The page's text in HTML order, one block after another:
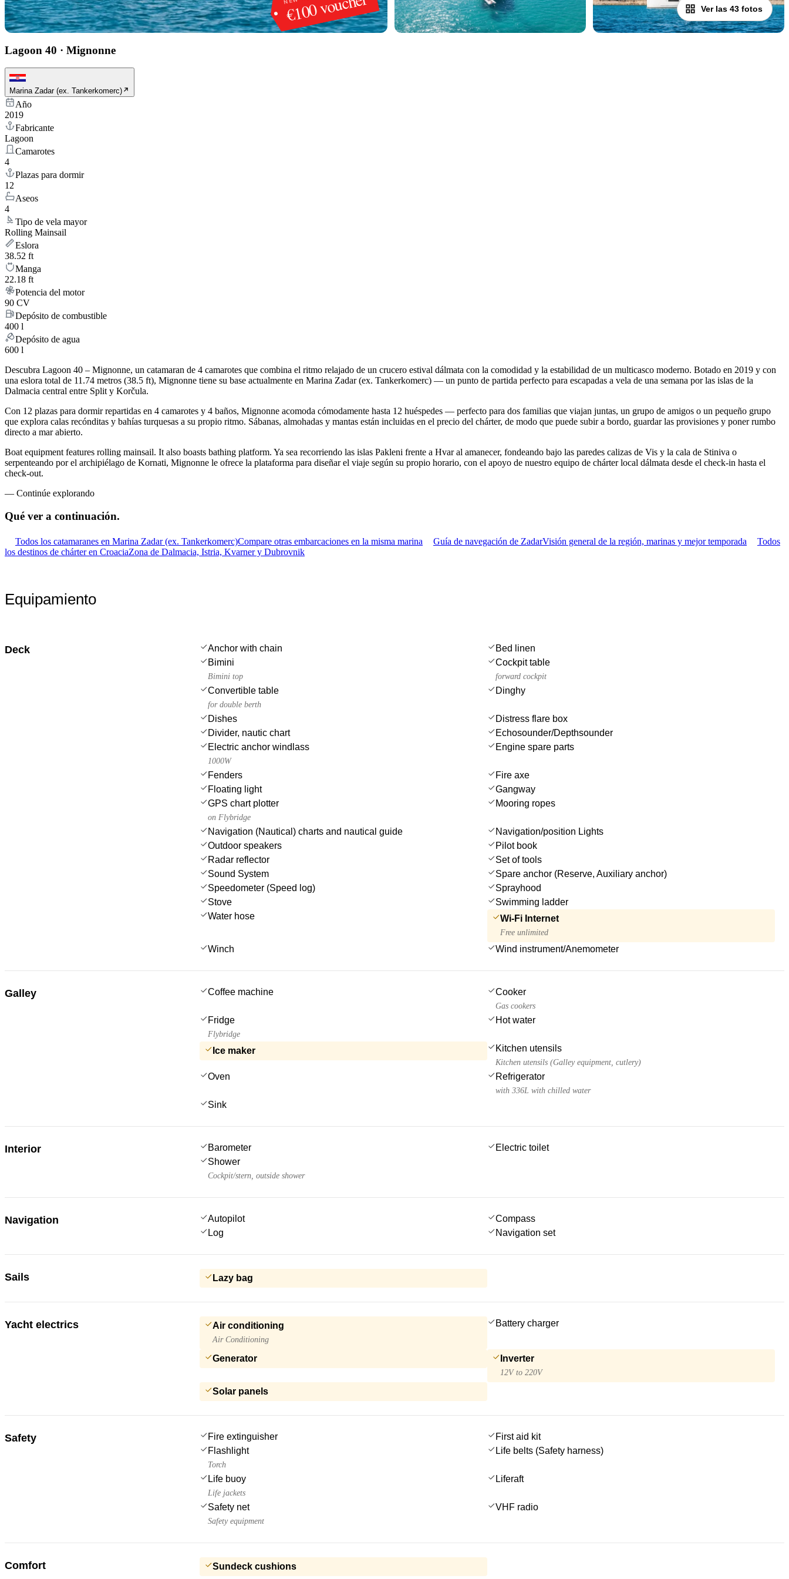
Ver las 43 fotos
Lagoon 40 · Mignonne
Marina Zadar (ex. Tankerkomerc)
Año
2019
Fabricante
Lagoon
Camarotes
4
Plazas para dormir
12
Aseos
4
Tipo de vela mayor
Rolling Mainsail
Eslora
38.52 ft
Manga
22.18 ft
Potencia del motor
90 CV
Depósito de combustible
400 l
Depósito de agua
600 l
Descubra Lagoon 40 – Mignonne, un catamaran de 4 camarotes que combina el ritmo relajado de un crucero estival dálmata con la comodidad y la estabilidad de un multicasco moderno. Botado en 2019 y con
una eslora total de 11.74 metros (38.5 ft), Mignonne tiene su base actualmente en Marina Zadar (ex. Tankerkomerc) — un punto de partida perfecto para escapadas a vela de una semana por las islas de la
Dalmacia central entre Split y Korčula.
Con 12 plazas para dormir repartidas en 4 camarotes y 4 baños, Mignonne acomoda cómodamente hasta 12 huéspedes — perfecto para dos familias que viajan juntas, un grupo de amigos o un pequeño grupo
que explora calas recónditas y bahías turquesas a su propio ritmo. Sábanas, almohadas y mantas están incluidas en el precio del chárter, de modo que puede subir a bordo, guardar las provisiones y poner rumbo
directo a mar abierto.
Boat equipment features rolling mainsail. It also boasts bathing platform. Ya sea recorriendo las islas Pakleni frente a Hvar al amanecer, fondeando bajo las paredes calizas de Vis y la cala de Stiniva o
serpenteando por el archipiélago de Kornati, Mignonne le ofrece la plataforma para diseñar el viaje según su propio horario, con el apoyo de nuestro equipo de chárter local dálmata desde el check-in hasta el
check-out.
— Continúe explorando
Qué ver a continuación.
Todos los catamaranes en Marina Zadar (ex. Tankerkomerc)Compare otras embarcaciones en la misma marina Guía de navegación de ZadarVisión general de la región, marinas y mejor temporada
Todos
los destinos de chárter en CroaciaZona de Dalmacia, Istria, Kvarner y Dubrovnik
Equipamiento
Deck Anchor with chain
Bed linen
Bimini
Bimini top
Cockpit table
forward cockpit
Convertible table
for double berth
Dinghy
Dishes
Distress flare box
Divider, nautic chart
Echosounder/Depthsounder
Electric anchor windlass
1000W
Engine spare parts
Fenders
Fire axe
Floating light
Gangway
GPS chart plotter
on Flybridge
Mooring ropes
Navigation (Nautical) charts and nautical guide
Navigation/position Lights
Outdoor speakers
Pilot book
Radar reflector
Set of tools
Sound System
Spare anchor (Reserve, Auxiliary anchor)
Speedometer (Speed log)
Sprayhood
Stove
Swimming ladder
Water hose
Wi-Fi Internet
Free unlimited
Winch Wind instrument/Anemometer
Galley Coffee machine Cooker
Gas cookers
Fridge
Flybridge
Hot water
Ice maker Kitchen utensils
Kitchen utensils (Galley equipment, cutlery)
Oven Refrigerator
with 336L with chilled water
Sink
Interior Barometer
Electric toilet
Shower
Cockpit/stern, outside shower
Navigation Autopilot
Compass
Log
Navigation set
Sails Lazy bag
Yacht electrics Air conditioning
Air Conditioning
Battery charger
Generator Inverter
12V to 220V
Solar panels
Safety Fire extinguisher
First aid kit
Flashlight
Torch
Life belts (Safety harness)
Life buoy
Life jackets
Liferaft
Safety net
Safety equipment
VHF radio
Comfort Sundeck cushions